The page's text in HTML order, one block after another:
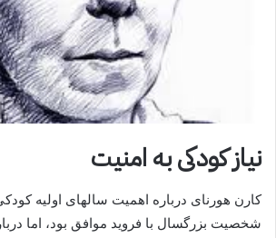
نیاز کودکی به امنیت
کارن هورنای درباره اهمیت سالهای اولیه
شخصیت بزرگسال با فروید موافق بود، اما